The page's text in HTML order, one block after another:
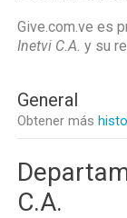
Give.com.ve es
Inetvi C.A. y su
General
Obtener más
C.A.